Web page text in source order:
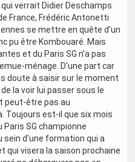
verrait Didier Deschamps
France, Frédéric Antonetti
se mettre en quête d'un
pu être Kombouaré. Mais
et du Paris SG n'a pas
ménage. D'une part car
doute à saisir sur le moment
la voir lui passer sous le
peut-être pas au
Toujours est-il que six mois
SG championne
sein d'une formation qui a
qui visera la saison prochaine